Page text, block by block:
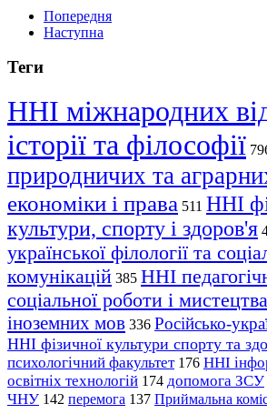
Попередня
Наступна
Теги
ННІ міжнародних
історії та філософії
природничих та
економіки і права 511 ННІ
культури, спорту і здоров'я
української філології та
комунікацій 385 ННІ
соціальної роботи і мистецтва
іноземних мов 336 Російсько-
ННІ фізичної культури спорту та
психологічний факультет 176 ННІ
освітніх технологій 174 допомога ЗСУ
ЧНУ 142 перемога 137 Приймальна